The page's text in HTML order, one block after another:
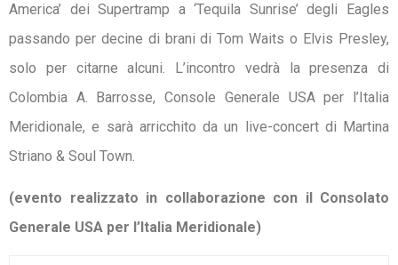
America’ dei Supertramp a ‘Tequila Sunrise’ degli Eagles
passando per decine di brani di Tom Waits o Elvis Presley,
solo per citarne alcuni. L’incontro vedrà la presenza di
Colombia A. Barrosse, Console Generale USA per l’Italia
Meridionale, e sarà arricchito da un live-concert di Martina
Striano & Soul Town.
(evento realizzato in collaborazione con il Consolato
Generale USA per l’Italia Meridionale)